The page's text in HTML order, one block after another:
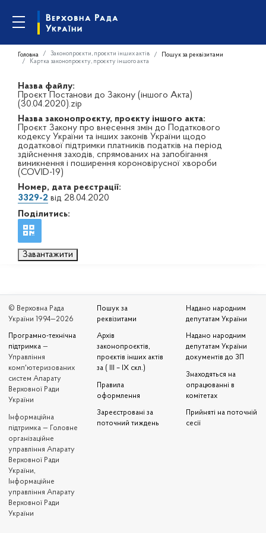
Головна Законопроєкти, проєкти інших актів
Пошук за реквізитами
Картка законопроєкту, проєкту іншого акта
Назва файлу:
Проєкт Постанови до Закону (іншого Акта)
(30.04.2020).zip
Назва законопроєкту, проєкту іншого акта:
Проєкт Закону про внесення змін до Податкового
кодексу України та інших законів України щодо
додаткової підтримки платників податків на період
здійснення заходів, спрямованих на запобігання
виникнення і поширення короновірусної хвороби
(COVID-19)
Номер, дата реєстрації:
3329-2 від 28.04.2020
Поділитись:
Завантажити
© Верховна Рада
України 1994—2026
Програмно-технічна
підтримка —
Управління
комп'ютеризованих
систем Апарату
Верховної Ради
України
Iнформаційна
підтримка — Головне
організаційне
управління Апарату
Верховної Ради
України,
Інформаційне
управління Апарату
Верховної Ради
України
Пошук за
реквізитами
Архів
законопроєктів,
проєктів інших актів
за ( III – IX скл.)
Правила
оформлення
Зареєстровані за
поточний тиждень
Надано народним
депутатам України
Надано народним
депутатам України
документів до ЗП
Знаходяться на
опрацюванні в
комітетах
Прийняті на поточній
сесії